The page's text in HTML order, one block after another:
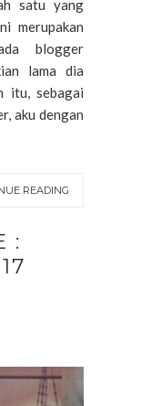
satu yang
merupakan
blogger
lama dia
itu, sebagai
aku dengan
READING
: